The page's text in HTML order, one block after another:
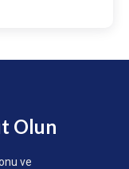
Olun
ve